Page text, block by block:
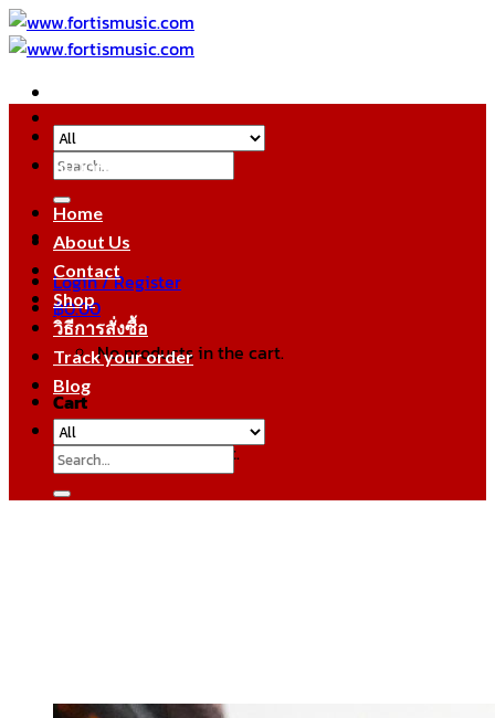
Skip
to
Search
for:
Login / Register
฿0.00
No products in the cart.
Cart
No products in the cart.
หมวดหมู่สินค้า
Home
About Us
Contact
Shop
วิธีการสั่งซื้อ
Track your order
Blog
Search
for: